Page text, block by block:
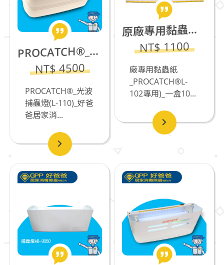
PROCATCH®_光波+壁掛+黏紙式捕蟲燈(L-110)_食品工廠專用
NT$ 4500
PROCATCH®_光波
捕蟲燈(L-110)_好爸
爸居家消...
原廠專用黏蟲紙_PROCATCH®L-102專用)_一盒10片
NT$ 1100
廠專用黏蟲紙
_PROCATCH®L-
102專用)_一盒10...